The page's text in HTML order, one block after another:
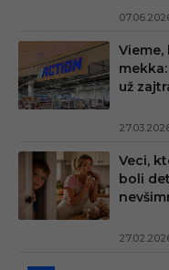
už
Veci,
boli